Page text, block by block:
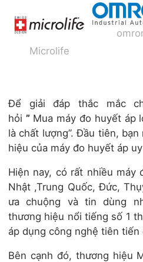
Microlife
Để giải đáp thắc mắc
hỏi ” Mua máy đo huyết áp
là chất lượng”. Đầu tiên,
hiệu của máy đo huyết áp
Hiện nay, có rất nhiều
Nhật ,Trung Quốc, Đức,
ưa chuộng và tin dùng
thương hiệu nổi tiếng số 1
áp dụng công nghệ tiên tiến
Bên cạnh đó, thương hiệu